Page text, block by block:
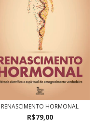
RENASCIMENTO HORMONAL
R$79,00